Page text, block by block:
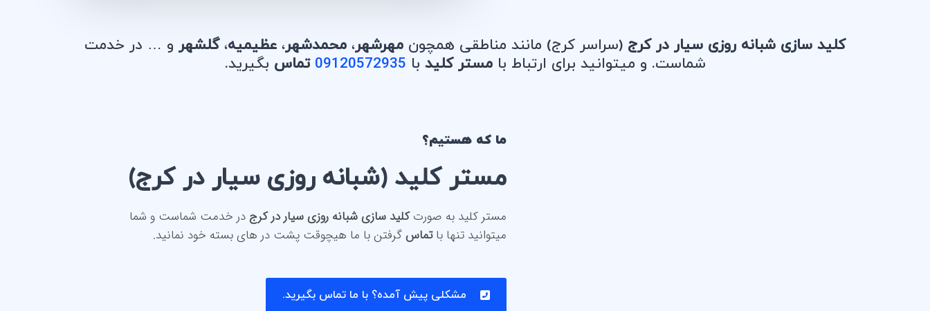
کلید سازی شبانه روزی سیار در کرج (سراسر کرج) مانند مناطقی همچون مهرشهر، محمدشهر، عظیمیه،گلشهر و … در خدمت
شماست. و میتوانید برای ارتباط بامستر کلید با 09120572935 تماس بگیرید.
ما که هستیم؟
مستر کلید (شبانه روزی سیار در کرج)
مستر کلید به صورتکلید سازی شبانه روزی سیار در کرجدر خدمت شماست و شما
میتوانید تنها باتماسگرفتن با ما هیچوقت پشت در های بسته خود نمانید.
مشکلی پیش آمده؟ با ما تماس بگیرید.